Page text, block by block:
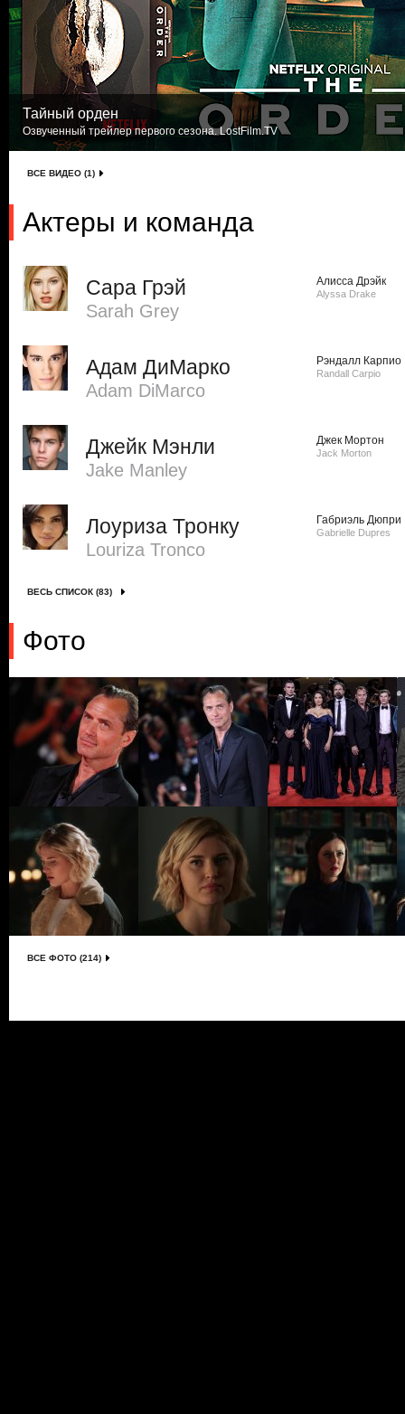
Тайный орден
Озвученный трейлер первого сезона. LostFilm.TV
ВСЕ ВИДЕО (1)
Актеры и команда
Сара Грэй
Sarah Grey
Алисса Дрэйк
Alyssa Drake
Адам ДиМарко
Adam DiMarco
Рэндалл Карпио
Randall Carpio
Джейк Мэнли
Jake Manley
Джек Мортон
Jack Morton
Лоуриза Тронку
Louriza Tronco
Габриэль Дюпри
Gabrielle Dupres
ВЕСЬ СПИСОК (83)
Фото
ВСЕ ФОТО (214)